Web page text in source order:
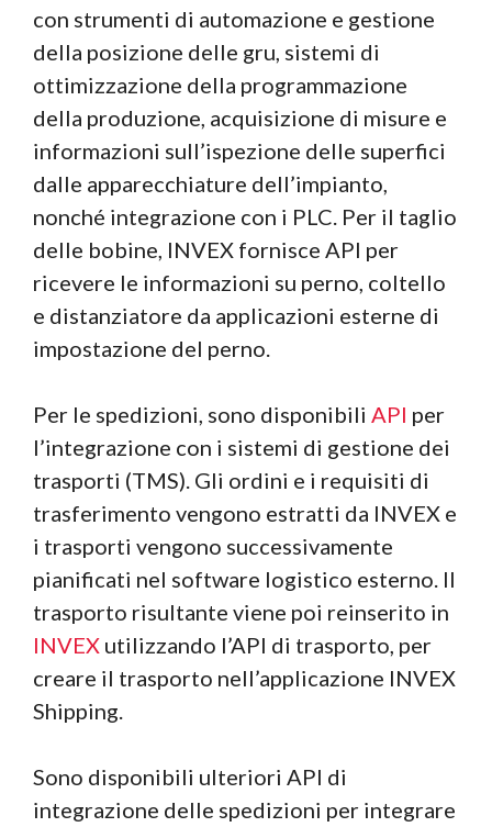
con strumenti di automazione e gestione
della posizione delle gru, sistemi di
ottimizzazione della programmazione
della produzione, acquisizione di misure e
informazioni sull’ispezione delle superfici
dalle apparecchiature dell’impianto,
nonché integrazione con i PLC. Per il taglio
delle bobine, INVEX fornisce API per
ricevere le informazioni su perno, coltello
e distanziatore da applicazioni esterne di
impostazione del perno.
Per le spedizioni, sono disponibili API per
l’integrazione con i sistemi di gestione dei
trasporti (TMS). Gli ordini e i requisiti di
trasferimento vengono estratti da INVEX e
i trasporti vengono successivamente
pianificati nel software logistico esterno. Il
trasporto risultante viene poi reinserito in
INVEX utilizzando l’API di trasporto, per
creare il trasporto nell’applicazione INVEX
Shipping.
Sono disponibili ulteriori API di
integrazione delle spedizioni per integrare